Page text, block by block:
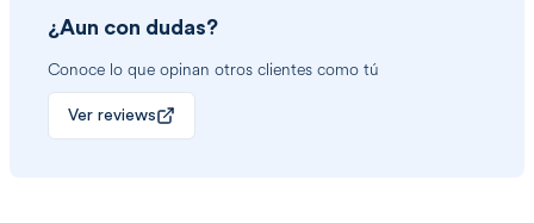
¿Aun con dudas?
Conoce lo que opinan otros clientes como tú
Ver reviews